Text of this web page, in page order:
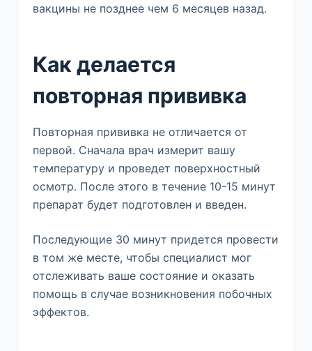
вакцины не позднее чем 6 месяцев назад.
Как делается
повторная прививка
Повторная прививка не отличается от
первой. Сначала врач измерит вашу
температуру и проведет поверхностный
осмотр. После этого в течение 10-15 минут
препарат будет подготовлен и введен.
Последующие 30 минут придется провести
в том же месте, чтобы специалист мог
отслеживать ваше состояние и оказать
помощь в случае возникновения побочных
эффектов.